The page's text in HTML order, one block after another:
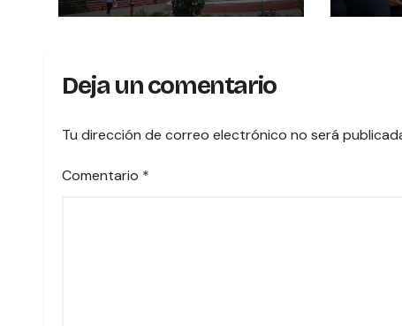
notarios del país
Deja un comentario
Tu dirección de correo electrónico no será
Comentario *